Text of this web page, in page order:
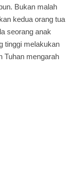
Bukan malah
kedua orang tua
seorang anak
tinggi melakukan
Tuhan mengarah